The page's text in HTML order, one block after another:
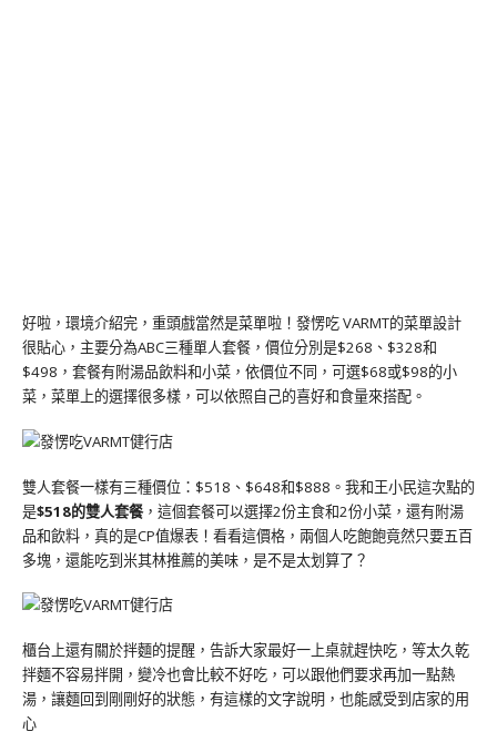
好啦，環境介紹完，重頭戲當然是菜單啦！發愣吃 VARMT的菜單設計
很貼心，主要分為ABC三種單人套餐，價位分別是$268、$328和
$498，套餐有附湯品飲料和小菜，依價位不同，可選$68或$98的小
菜，菜單上的選擇很多樣，可以依照自己的喜好和食量來搭配。
雙人套餐一樣有三種價位：$518、$648和$888。我和王小民這次點的
是$518的雙人套餐，這個套餐可以選擇2份主食和2份小菜，還有附湯
品和飲料，真的是CP值爆表！看看這價格，兩個人吃飽飽竟然只要五百
多塊，還能吃到米其林推薦的美味，是不是太划算了？
櫃台上還有關於拌麵的提醒，告訴大家最好一上桌就趕快吃，等太久乾
拌麵不容易拌開，變冷也會比較不好吃，可以跟他們要求再加一點熱
湯，讓麵回到剛剛好的狀態，有這樣的文字說明，也能感受到店家的用
心